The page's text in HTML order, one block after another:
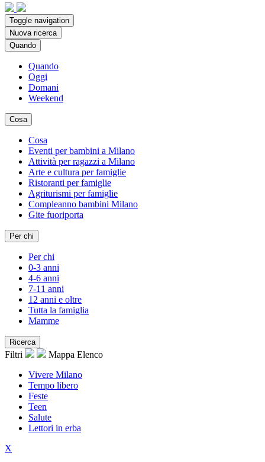
Toggle navigation
Nuova ricerca
Quando
Quando
Oggi
Domani
Weekend
Cosa
Cosa
Eventi per bambini a Milano
Attività per ragazzi a Milano
Arte e cultura per famiglie
Ristoranti per famiglie
Agriturismi per famiglie
Compleanno bambini Milano
Gite fuoriporta
Per chi
Per chi
0-3 anni
4-6 anni
7-11 anni
12 anni e oltre
Tutta la famiglia
Mamme
Ricerca
Filtri Mappa Elenco
Vivere Milano
Tempo libero
Feste
Teen
Salute
Lettori in erba
X